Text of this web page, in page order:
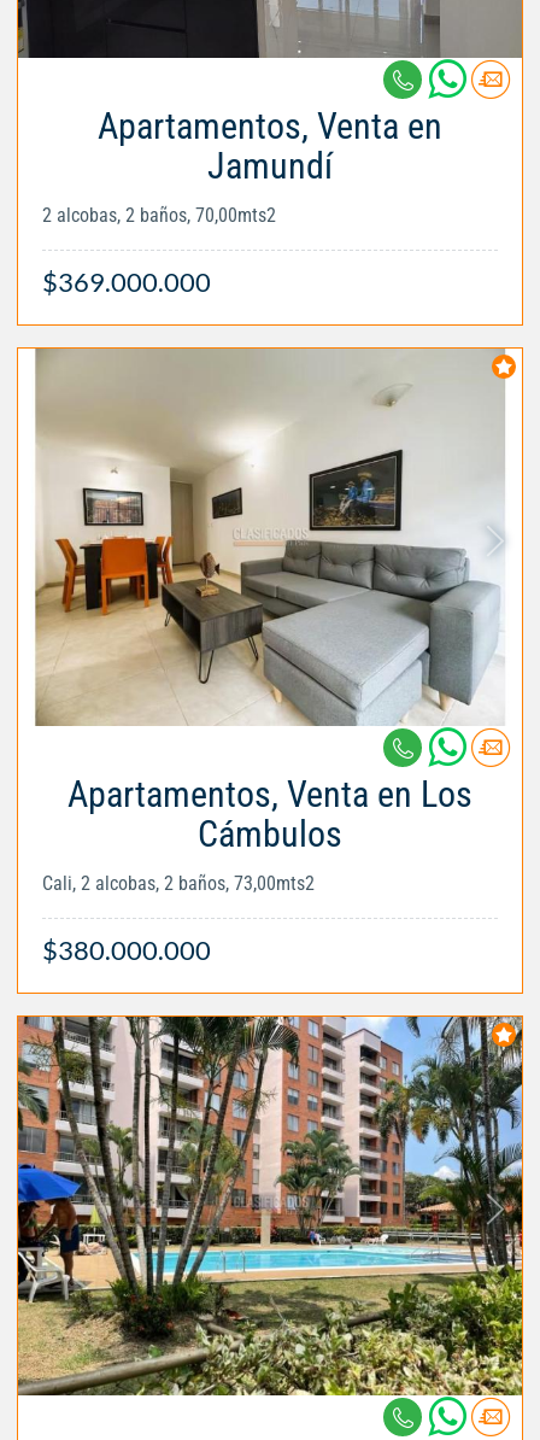
Apartamentos, Venta en
Jamundí
2 alcobas, 2 baños, 70,00mts2
$369.000.000
Apartamentos, Venta en Los
Cámbulos
Cali, 2 alcobas, 2 baños, 73,00mts2
$380.000.000